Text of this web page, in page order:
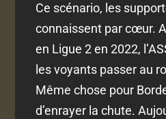
Ce scénario, les
connaissent par cœur.
en Ligue 2 en 2022,
les voyants passer au
Même chose pour
d’enrayer la chute.